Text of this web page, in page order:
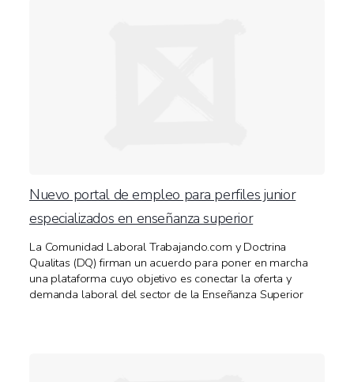
Nuevo portal de empleo para perfiles junior
especializados en enseñanza superior
La Comunidad Laboral Trabajando.com y Doctrina
Qualitas (DQ) firman un acuerdo para poner en marcha
una plataforma cuyo objetivo es conectar la oferta y
demanda laboral del sector de la Enseñanza Superior